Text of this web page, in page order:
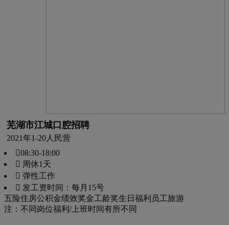
芜湖市江城口腔招聘
2021年1-20人 民营
08:30-18:00
 周休1天
 弹性工作
 发工资时间：每月15号
五险住房公积金绩效奖金工龄奖生日福利 员工旅游
注：不同岗位福利/上班时间有所不同